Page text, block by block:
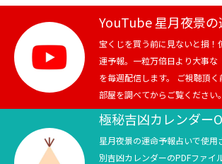
テニス
スポーツ
競馬
テニス四大大会・五輪
YouTube 星月夜景
宝くじを買う前に見ないと損！
運予報。一粒万倍日より大事な
を毎週配信します。 ご視聴頂
部屋を調べてからご覧ください。
極秘吉凶カレンダー
星月夜景の運命予報占いで使用
別吉凶カレンダーのPDFファイ